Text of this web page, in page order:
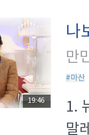
19:46
나
만
#마산
1.
말